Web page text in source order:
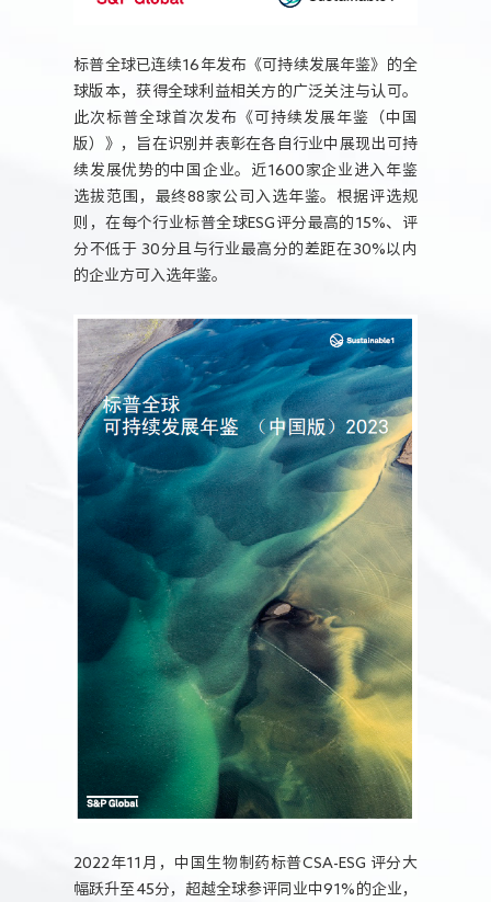
标普全球已连续16年发布《可持续发展年鉴》的全
球版本，获得全球利益相关方的广泛关注与认可。
此次标普全球首次发布《可持续发展年鉴（中国
版）》，旨在识别并表彰在各自行业中展现出可持
续发展优势的中国企业。近1600家企业进入年鉴
选拔范围，最终88家公司入选年鉴。根据评选规
则，在每个行业标普全球ESG评分最高的15%、评
分不低于 30分且与行业最高分的差距在30%以内
的企业方可入选年鉴。
2022年11月，中国生物制药标普CSA-ESG 评分大
幅跃升至45分，超越全球参评同业中91%的企业，